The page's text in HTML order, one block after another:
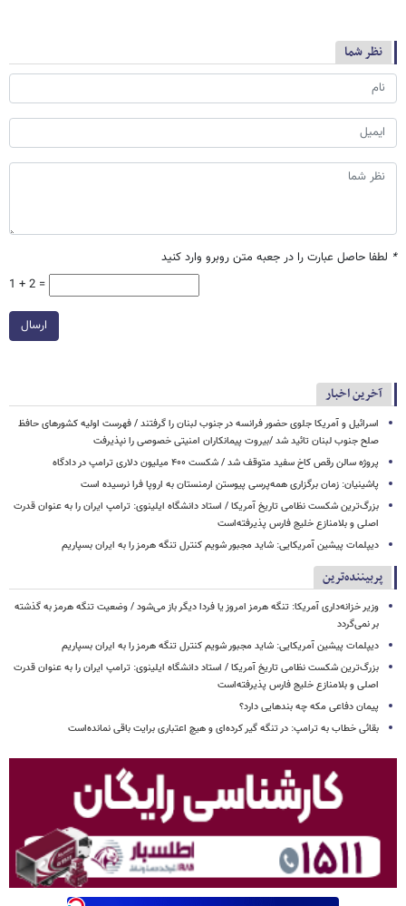
نظر شما
* لطفا حاصل عبارت را در جعبه متن روبرو وارد کنید
1 + 2 =
ارسال
آخرین اخبار
اسرائیل و آمریکا جلوی حضور فرانسه در جنوب لبنان را گرفتند / فهرست اولیه کشورهای حافظ
صلح جنوب لبنان تائید شد /بیروت پیمانکاران امنیتی خصوصی را نپذیرفت
پروژه سالن رقص کاخ سفید متوقف شد / شکست ۴۰۰ میلیون دلاری ترامپ در دادگاه
پاشینیان: زمان برگزاری همه‌پرسی پیوستن ارمنستان به اروپا فرا نرسیده است
بزرگ‌ترین شکست نظامی تاریخ آمریکا / استاد دانشگاه ایلینوی: ترامپ ایران را به عنوان قدرت
اصلی و بلامنازع خلیج فارس پذیرفته‌است
دیپلمات پیشین آمریکایی: شاید مجبور شویم کنترل تنگه هرمز را به ایران بسپاریم
پربیننده‌ترین
وزیر خزانه‌داری آمریکا: تنگه هرمز امروز یا فردا دیگر باز می‌شود / وضعیت تنگه هرمز به گذشته
بر نمی‌گردد
دیپلمات پیشین آمریکایی: شاید مجبور شویم کنترل تنگه هرمز را به ایران بسپاریم
بزرگ‌ترین شکست نظامی تاریخ آمریکا / استاد دانشگاه ایلینوی: ترامپ ایران را به عنوان قدرت
اصلی و بلامنازع خلیج فارس پذیرفته‌است
پیمان دفاعی مکه چه بندهایی دارد؟
بقائی خطاب به ترامپ: در تنگه گیر کرده‌ای و هیچ اعتباری برایت باقی نمانده‌است